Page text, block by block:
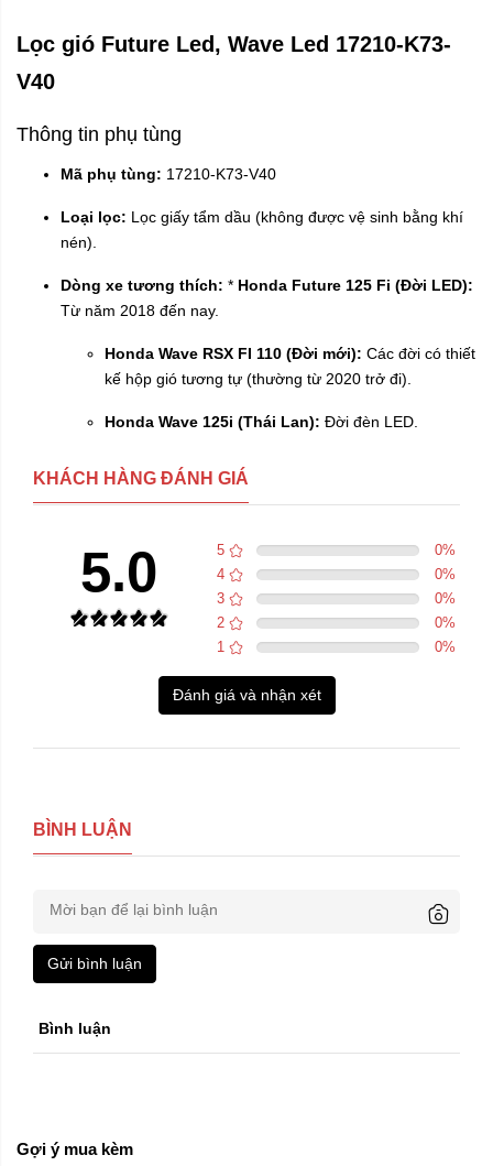
Lọc gió Future Led, Wave Led 17210-K73-
V40
Thông tin phụ tùng
Mã phụ tùng: 17210-K73-V40
Loại lọc: Lọc giấy tẩm dầu (không được vệ sinh bằng khí
nén).
Dòng xe tương thích: * Honda Future 125 Fi (Đời LED):
Từ năm 2018 đến nay.
Honda Wave RSX FI 110 (Đời mới): Các đời có thiết
kế hộp gió tương tự (thường từ 2020 trở đi).
Honda Wave 125i (Thái Lan): Đời đèn LED.
KHÁCH HÀNG ĐÁNH GIÁ
5.0 5 0%
4
0%
3
0%
2
0%
1
0%
Đánh giá và nhận xét
BÌNH LUẬN
Gửi bình luận
Bình luận
Gợi ý mua kèm